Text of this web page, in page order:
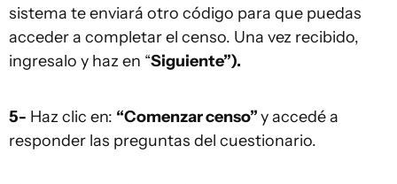
sistema te enviará otro código para que puedas
acceder a completar el censo. Una vez recibido,
ingresalo y haz en “Siguiente”).
5- Haz clic en: “Comenzar censo”y accedé a
responder las preguntas del cuestionario.